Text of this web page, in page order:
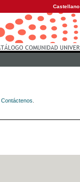
Castellano
Contáctenos